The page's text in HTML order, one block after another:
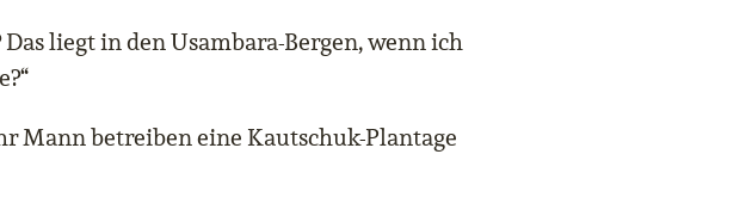
liegt in den Usambara-Bergen, wenn ich
Mann betreiben eine Kautschuk-Plantage